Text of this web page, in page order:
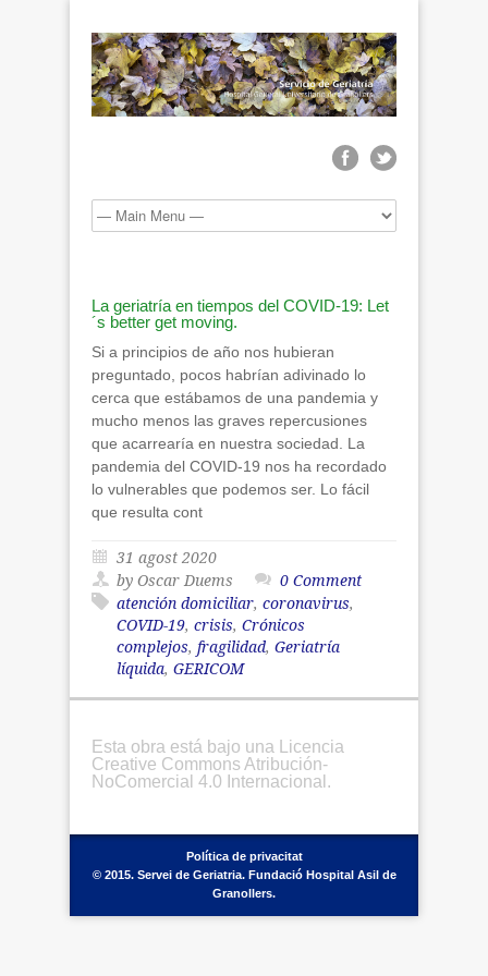
La geriatría en tiempos del COVID-19: Let
´s better get moving.
Si a principios de año nos hubieran
preguntado, pocos habrían adivinado lo
cerca que estábamos de una pandemia y
mucho menos las graves repercusiones
que acarrearía en nuestra sociedad. La
pandemia del COVID-19 nos ha recordado
lo vulnerables que podemos ser. Lo fácil
que resulta cont
31 agost 2020
by Oscar Duems
0 Comment
atención domiciliar, coronavirus,
COVID-19, crisis, Crónicos
complejos, fragilidad, Geriatría
líquida, GERICOM
Esta obra está bajo una Licencia
Creative Commons Atribución-
NoComercial 4.0 Internacional.
Política de privacitat
© 2015. Servei de Geriatria. Fundació Hospital Asil de
Granollers.